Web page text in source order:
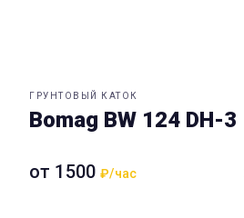
ГРУНТОВЫЙ КАТОК
Bomag BW 124 DH-3
от 1500₽/час